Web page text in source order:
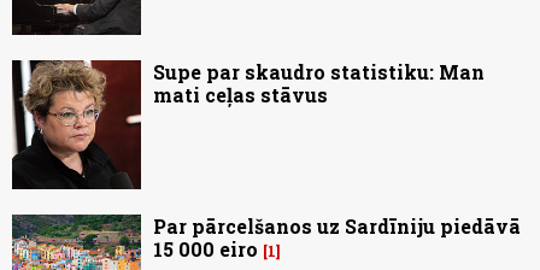
Supe par skaudro statistiku: Man
mati ceļas stāvus
Par pārcelšanos uz Sardīniju piedāvā
15 000 eiro
1